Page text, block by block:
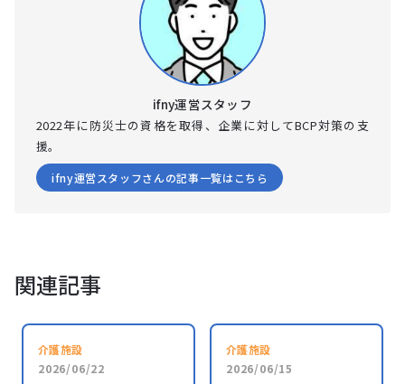
ifny運営スタッフ
2022年に防災士の資格を取得、企業に対してBCP対策の支
援。
ifny運営スタッフさんの記事一覧はこちら
関連記事
介護施設
2026/06/22
介護施設
2026/06/15